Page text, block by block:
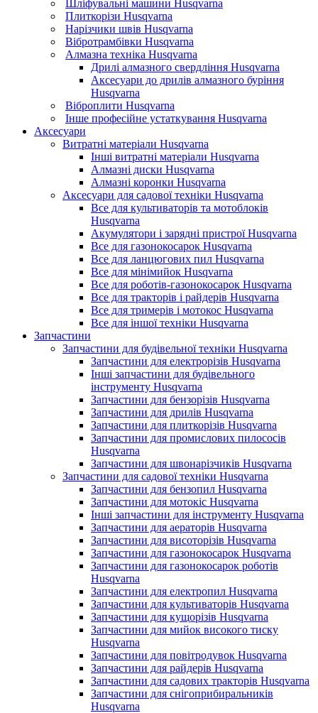
Шліфувальні машини Husqvarna
Плиткорізи Husqvarna
Нарізчики швів Husqvarna
Вібротрамбівки Husqvarna
Алмазна техніка Husqvarna
Дрилі алмазного свердління Husqvarna
Аксесуари до дрилів алмазного буріння
Husqvarna
Віброплити Husqvarna
Інше професійне устаткування Husqvarna
Аксесуари
Витратні матеріали Husqvarna
Інші витратні матеріали Husqvarna
Алмазні диски Husqvarna
Алмазні коронки Husqvarna
Аксесуари для садової техніки Husqvarna
Все для культиваторів та мотоблоків
Husqvarna
Акумулятори і зарядні пристрої Husqvarna
Все для газонокосарок Husqvarna
Все для ланцюгових пил Husqvarna
Все для мінімийок Husqvarna
Все для роботів-газонокосарок Husqvarna
Все для тракторів і райдерів Husqvarna
Все для тримерів і мотокос Husqvarna
Все для іншої техніки Husqvarna
Запчастини
Запчастини для будівельної техніки Husqvarna
Запчастини для електрорізів Husqvarna
Інші запчастини для будівельного
інструменту Husqvarna
Запчастини для бензорізів Husqvarna
Запчастини для дрилів Husqvarna
Запчастини для плиткорізів Husqvarna
Запчастини для промислових пилососів
Husqvarna
Запчастини для швонарізчиків Husqvarna
Запчастини для садової техніки Husqvarna
Запчастини для бензопил Husqvarna
Запчастини для мотокіс Husqvarna
Інші запчастини для інструменту Husqvarna
Запчастини для аераторів Husqvarna
Запчастини для висоторізів Husqvarna
Запчастини для газонокосарок Husqvarna
Запчастини для газонокосарок роботів
Husqvarna
Запчастини для електропил Husqvarna
Запчастини для культиваторів Husqvarna
Запчастини для кущорізів Husqvarna
Запчастини для мийок високого тиску
Husqvarna
Запчастини для повітродувок Husqvarna
Запчастини для райдерів Husqvarna
Запчастини для садових тракторів Husqvarna
Запчастини для снігоприбиральників
Husqvarna